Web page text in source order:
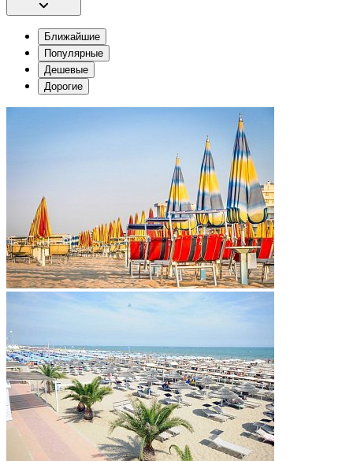
Ближайшие
Популярные
Дешевые
Дорогие